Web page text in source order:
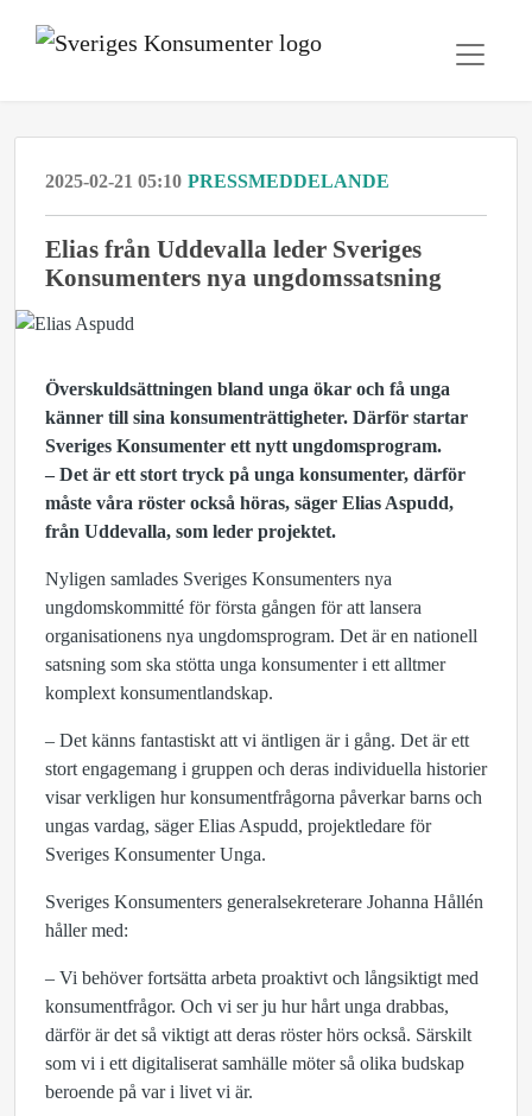
2025-02-21 05:10 PRESSMEDDELANDE
Elias från Uddevalla leder Sveriges
Konsumenters nya ungdomssatsning
Överskuldsättningen bland unga ökar och få unga
känner till sina konsumenträttigheter. Därför startar
Sveriges Konsumenter ett nytt ungdomsprogram.
– Det är ett stort tryck på unga konsumenter, därför
måste våra röster också höras, säger Elias Aspudd,
från Uddevalla, som leder projektet.
Nyligen samlades Sveriges Konsumenters nya
ungdomskommitté för första gången för att lansera
organisationens nya ungdomsprogram. Det är en nationell
satsning som ska stötta unga konsumenter i ett alltmer
komplext konsumentlandskap.
– Det känns fantastiskt att vi äntligen är i gång. Det är ett
stort engagemang i gruppen och deras individuella historier
visar verkligen hur konsumentfrågorna påverkar barns och
ungas vardag, säger Elias Aspudd, projektledare för
Sveriges Konsumenter Unga.
Sveriges Konsumenters generalsekreterare Johanna Hållén
håller med:
– Vi behöver fortsätta arbeta proaktivt och långsiktigt med
konsumentfrågor. Och vi ser ju hur hårt unga drabbas,
därför är det så viktigt att deras röster hörs också. Särskilt
som vi i ett digitaliserat samhälle möter så olika budskap
beroende på var i livet vi är.